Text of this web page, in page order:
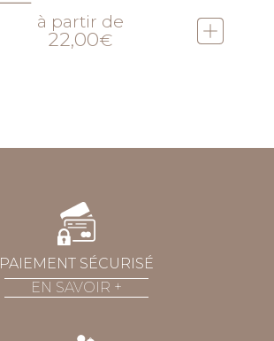
à partir de
22,00€
PAIEMENT SÉCURISÉ
EN SAVOIR +